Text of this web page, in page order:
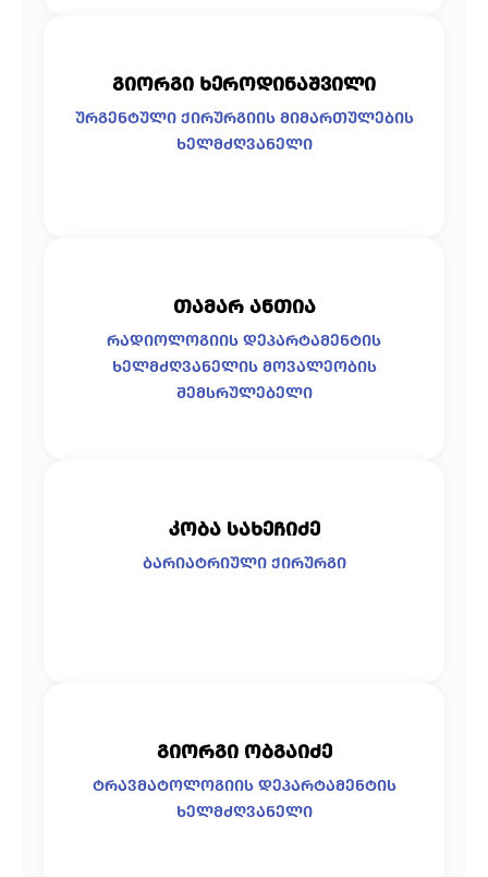
გიორგი ხეროდინაშვილი
ურგენტული ქირურგიის მიმართულების
ხელმძღვანელი
თამარ ანთია
რადიოლოგიის დეპარტამენტის
ხელმძღვანელის მოვალეობის
შემსრულებელი
კობა სახეჩიძე
ბარიატრიული ქირურგი
გიორგი ობგაიძე
ტრავმატოლოგიის დეპარტამენტის
ხელმძღვანელი